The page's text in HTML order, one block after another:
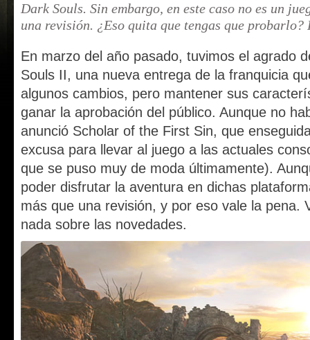
Dark Souls. Sin embargo, en este caso no es un
una revisión. ¿Eso quita que tengas que probarlo?
En marzo del año pasado, tuvimos el agrado
Souls II, una nueva entrega de la franquicia
algunos cambios, pero mantener sus
ganar la aprobación del público. Aunque no
anunció Scholar of the First Sin, que
excusa para llevar al juego a las actuales
que se puso muy de moda últimamente).
poder disfrutar la aventura en dichas
más que una revisión, y por eso vale la pena.
nada sobre las novedades.